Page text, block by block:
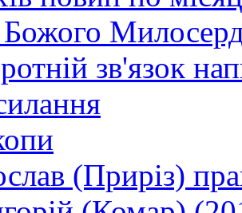
Божого
зв'язок
(Приріз)